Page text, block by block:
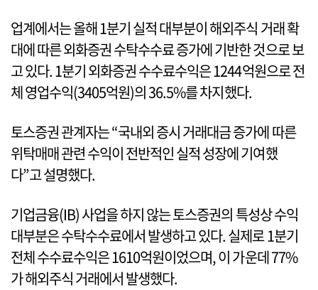
업계에서는 올해 1분기 실적 대부분이 해외주식 거래 확
대에 따른 외화증권 수탁수수료 증가에 기반한 것으로 보
고 있다. 1분기 외화증권 수수료수익은 1244억원으로 전
체 영업수익(3405억원)의 36.5%를 차지했다.
토스증권 관계자는 “국내외 증시 거래대금 증가에 따른
위탁매매 관련 수익이 전반적인 실적 성장에 기여했
다”고 설명했다.
기업금융(IB) 사업을 하지 않는 토스증권의 특성상 수익
대부분은 수탁수수료에서 발생하고 있다. 실제로 1분기
전체 수수료수익은 1610억원이었으며, 이 가운데 77%
가 해외주식 거래에서 발생했다.